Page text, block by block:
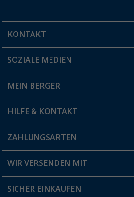
KONTAKT
Du hast eine Frage?
Filiale finden
SOZIALE MEDIEN
MEIN BERGER
Vorteilskarte
Blog
Jobs & Karriere
HILFE & KONTAKT
FAQ & Kontakt
Versandinformationen
ZAHLUNGSARTEN
WIR VERSENDEN MIT
SICHER EINKAUFEN